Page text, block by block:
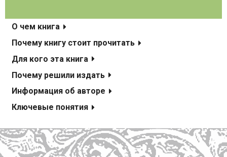
О чем книга
Почему книгу стоит прочитать
Для кого эта книга
Почему решили издать
Информация об авторе
Ключевые понятия